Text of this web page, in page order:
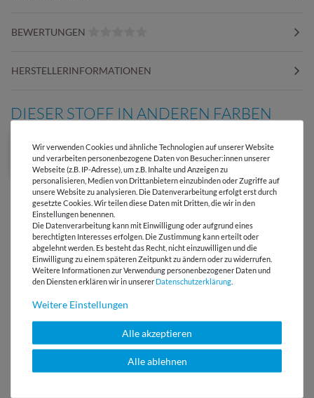
BEWERTUNGEN
HERSTELLERINFORMATIONEN
DIESER STOFF IN ANDEREN FARBEN
Versandkostenfrei ab 60 € -
Lieferung mit DHL
Antwort in 24h
Über 98% positive
Bewertungen
Über 110 Gratis
Wir verwenden Cookies und ähnliche Technologien auf unserer Website
und verarbeiten personenbezogene Daten von Besucher:innen unserer
Webseite (z.B. IP-Adresse), um z.B. Inhalte und Anzeigen zu
personalisieren, Medien von Drittanbietern einzubinden oder Zugriffe auf
unsere Website zu analysieren. Die Datenverarbeitung erfolgt erst durch
gesetzte Cookies. Wir teilen diese Daten mit Dritten, die wir in den
Einstellungen benennen.
Die Datenverarbeitung kann mit Einwilligung oder aufgrund eines
berechtigten Interesses erfolgen. Die Zustimmung kann erteilt oder
abgelehnt werden. Es besteht das Recht, nicht einzuwilligen und die
Einwilligung zu einem späteren Zeitpunkt zu ändern oder zu widerrufen.
Weitere Informationen zur Verwendung personenbezogener Daten und
den Diensten erklären wir in unserer Daten­schutz­erklärung
Weitere Einstellungen
Alle akzeptieren
Alle ablehnen